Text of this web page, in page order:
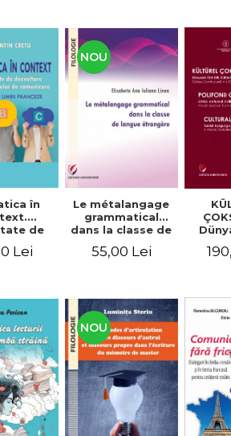
în
de
Lei
NOU
Le métalangage
grammatical
dans la classe de
55,00 Lei
NOU